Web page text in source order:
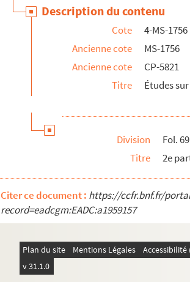
Description du contenu
Cote
4-MS-1756
Ancienne cote
MS-1756
Ancienne cote
CP-5821
Titre
Études
Division
Fol. 69
Titre
2e
Citer ce document : https://ccfr.bnf.fr/
record=eadcgm:EADC:a1959157
Plan du site Mentions Légales
v 31.1.0